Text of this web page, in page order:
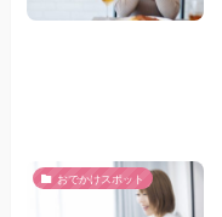
おでかけスポット